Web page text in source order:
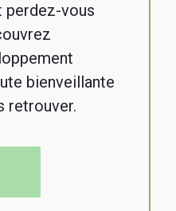
perdez-vous
bienveillante
retrouver.